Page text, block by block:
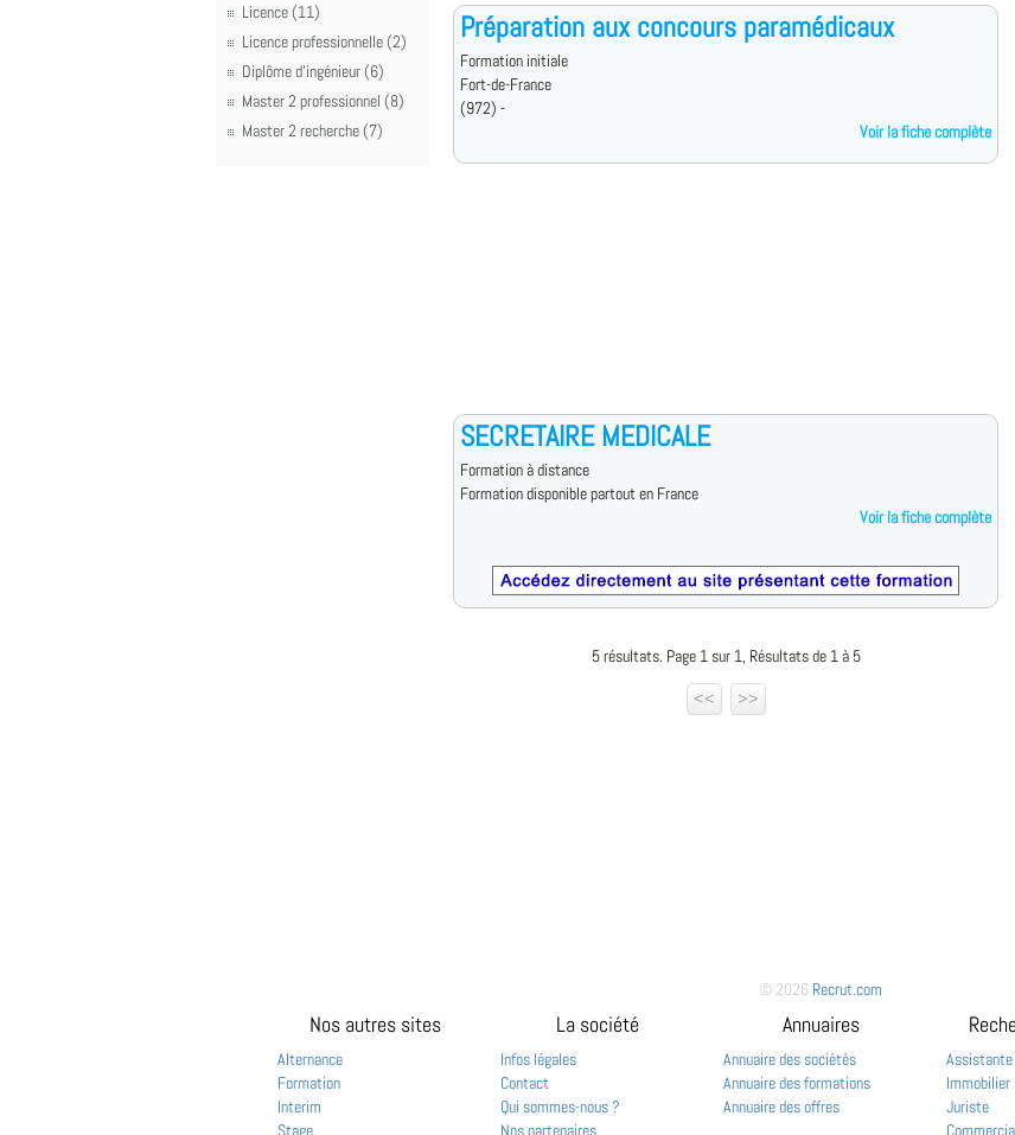
Licence (11)
Licence professionnelle (2)
Diplôme d'ingénieur (6)
Master 2 professionnel (8)
Master 2 recherche (7)
Préparation aux concours paramédicaux
Formation initiale
Fort-de-France
(972) -
Voir la fiche complète
SECRETAIRE MEDICALE
Formation à distance
Formation disponible partout en France
Voir la fiche complète
5 résultats. Page 1 sur 1, Résultats de 1 à 5
<<
>>
© 2026 Recrut.com
Nos autres sites
Alternance
Formation
Interim
Stage
La société
Infos légales
Contact
Qui sommes-nous ?
Nos partenaires
Annuaires
Annuaire des sociétés
Annuaire des formations
Annuaire des offres
Assistante
Immobilier
Juriste